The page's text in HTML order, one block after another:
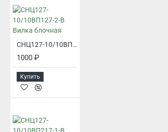
СНЦ127-10/10ВП127-2-В Вилка блочная
1000 ₽
Купить